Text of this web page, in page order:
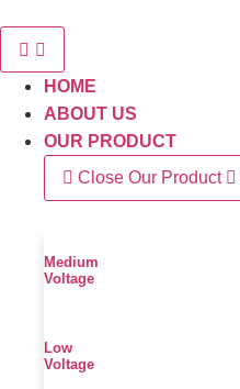
content
HOME
ABOUT US
OUR PRODUCT
Close Our Product
Medium
Voltage
Low
Voltage